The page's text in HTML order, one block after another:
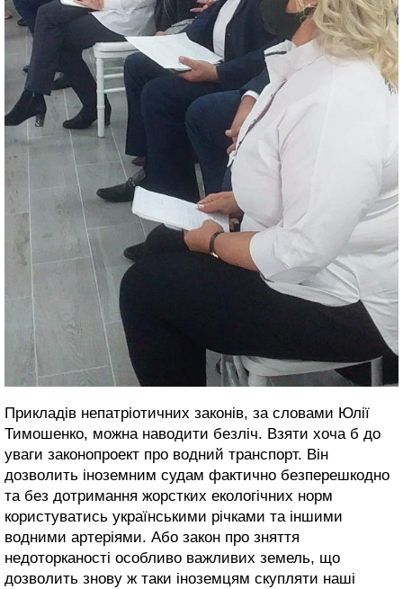
Прикладів непатріотичних законів, за словами Юлії
Тимошенко, можна наводити безліч. Взяти хоча б до
уваги законопроект про водний транспорт. Він
дозволить іноземним судам фактично безперешкодно
та без дотримання жорстких екологічних норм
користуватись українськими річками та іншими
водними артеріями. Або закон про зняття
недоторканості особливо важливих земель, що
дозволить знову ж таки іноземцям скупляти наші